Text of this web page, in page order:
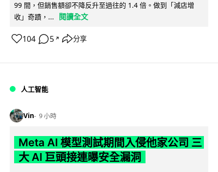
99 間，但銷售額卻不降反升至過往的 1.4 倍。做到「減店增
收」奇蹟，...
閱讀全文
104 5 ↗ 分享
人工智能
Vin 9 小時
Meta AI 模型測試期間入侵他家公司 三
大 AI 巨頭接連曝安全漏洞